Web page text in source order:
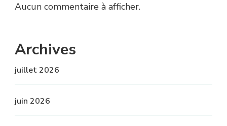
Aucun commentaire à afficher.
Archives
juillet 2026
juin 2026